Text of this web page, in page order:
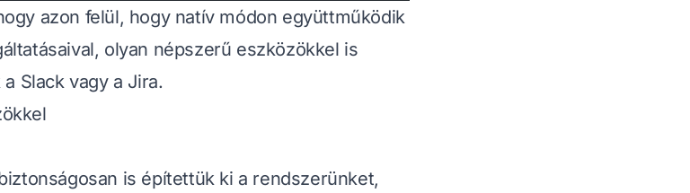
azon felül, hogy natív módon együttműködik
olyan népszerű eszközökkel is
Slack vagy a Jira.
is építettük ki a rendszerünket,